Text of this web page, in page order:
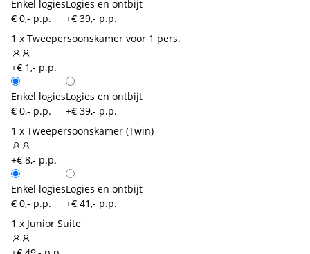
Enkel logies
€ 0,- p.p.
Logies en ontbijt
+€ 39,- p.p.
1 x Tweepersoonskamer voor 1 pers.
+€ 1,- p.p.
Enkel logies
€ 0,- p.p.
Logies en ontbijt
+€ 39,- p.p.
1 x Tweepersoonskamer (Twin)
+€ 8,- p.p.
Enkel logies
€ 0,- p.p.
Logies en ontbijt
+€ 41,- p.p.
1 x Junior Suite